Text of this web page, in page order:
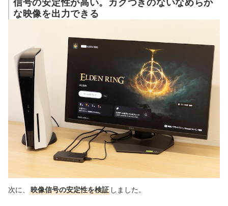
な映像を出力できる
次に、 映像信号の安定性を検証 しました。